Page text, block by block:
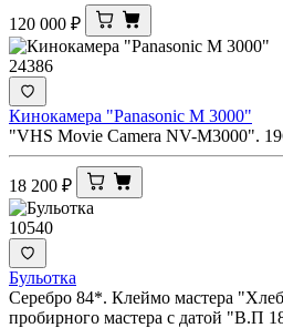
120 000 ₽
24386
Кинокамера "Panasonic M 3000"
"VHS Movie Camera NV-M3000".
18 200 ₽
10540
Бульотка
Серебро 84*. Клеймо мастера
пробирного мастера с датой "В.П